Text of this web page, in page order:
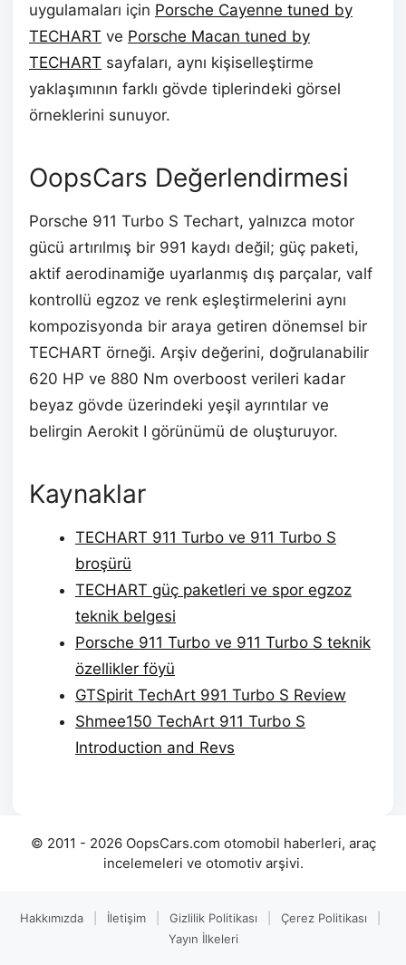
uygulamaları için Porsche Cayenne tuned by
TECHART ve Porsche Macan tuned by
TECHART sayfaları, aynı kişiselleştirme
yaklaşımının farklı gövde tiplerindeki görsel
örneklerini sunuyor.
OopsCars Değerlendirmesi
Porsche 911 Turbo S Techart, yalnızca motor
gücü artırılmış bir 991 kaydı değil; güç paketi,
aktif aerodinamiğe uyarlanmış dış parçalar, valf
kontrollü egzoz ve renk eşleştirmelerini aynı
kompozisyonda bir araya getiren dönemsel bir
TECHART örneği. Arşiv değerini, doğrulanabilir
620 HP ve 880 Nm overboost verileri kadar
beyaz gövde üzerindeki yeşil ayrıntılar ve
belirgin Aerokit I görünümü de oluşturuyor.
Kaynaklar
TECHART 911 Turbo ve 911 Turbo S
broşürü
TECHART güç paketleri ve spor egzoz
teknik belgesi
Porsche 911 Turbo ve 911 Turbo S teknik
özellikler föyü
GTSpirit TechArt 991 Turbo S Review
Shmee150 TechArt 911 Turbo S
Introduction and Revs
© 2011 - 2026 OopsCars.com otomobil haberleri, araç
incelemeleri ve otomotiv arşivi.
Hakkımızda İletişim Gizlilik Politikası Çerez Politikası
Yayın İlkeleri